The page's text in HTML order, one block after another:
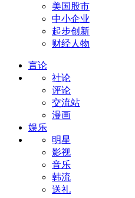
美国股市
中小企业
起步创新
财经人物
言论
社论
评论
交流站
漫画
娱乐
明星
影视
音乐
韩流
送礼